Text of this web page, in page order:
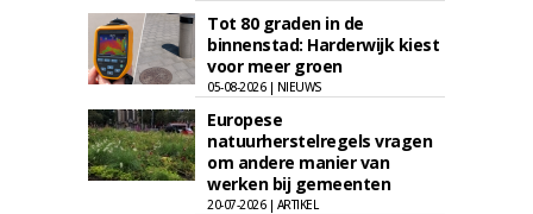
Tot 80 graden in de
binnenstad: Harderwijk kiest
voor meer groen
05-08-2026 | NIEUWS
Europese
natuurherstelregels vragen
om andere manier van
werken bij gemeenten
20-07-2026 | ARTIKEL